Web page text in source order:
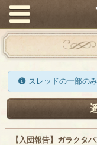
スレッドの一部の
【入団報告】ガラクタ